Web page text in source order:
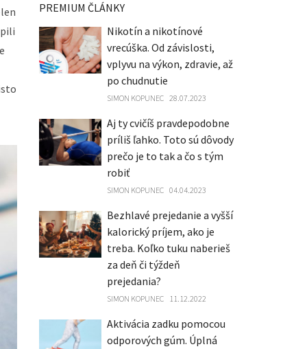
PREMIUM ČLÁNKY
Nikotín a nikotínové
vrecúška. Od závislosti,
vplyvu na výkon, zdravie, až
po chudnutie
SIMON KOPUNEC 28.07.2023
Aj ty cvičíš pravdepodobne
príliš ľahko. Toto sú dôvody
prečo je to tak a čo s tým
robiť
SIMON KOPUNEC 04.04.2023
Bezhlavé prejedanie a vyšší
kalorický príjem, ako je
treba. Koľko tuku naberieš
za deň či týždeň
prejedania?
SIMON KOPUNEC 11.12.2022
Aktivácia zadku pomocou
odporových gúm. Úplná